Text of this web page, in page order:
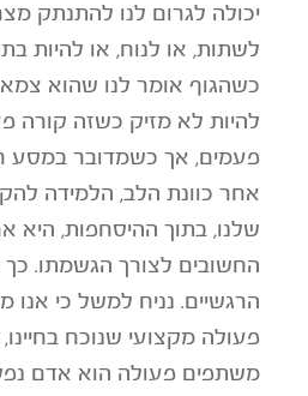
יכולה לגרום לנו להתנתק
לשתות, או לנוח, או להיות
כשהגוף אומר לנו שהוא צמא,
להיות לא מזיק כשזה
פעמים, אך כשמדובר במסע
אחר כוונת הלב, הלמידה
שלנו, בתוך ההיסחפות, היא
החשובים לצורך הגשמתו. כך
הרגשיים. נניח למשל כי אנו
פעולה מקצועי שנוכח
משתפים פעולה הוא אדם